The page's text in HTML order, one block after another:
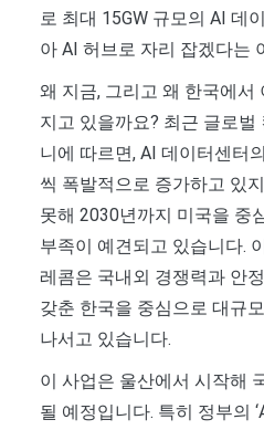
로 최대 15GW 규모의 AI 데
아 AI 허브로 자리 잡겠다는
왜 지금, 그리고 왜 한국에서
지고 있을까요? 최근 글로벌
니에 따르면, AI 데이터센터
씩 폭발적으로 증가하고 있
못해 2030년까지 미국을 중
부족이 예견되고 있습니다.
레콤은 국내외 경쟁력과 안
갖춘 한국을 중심으로 대규
나서고 있습니다.
이 사업은 울산에서 시작해
될 예정입니다. 특히 정부의